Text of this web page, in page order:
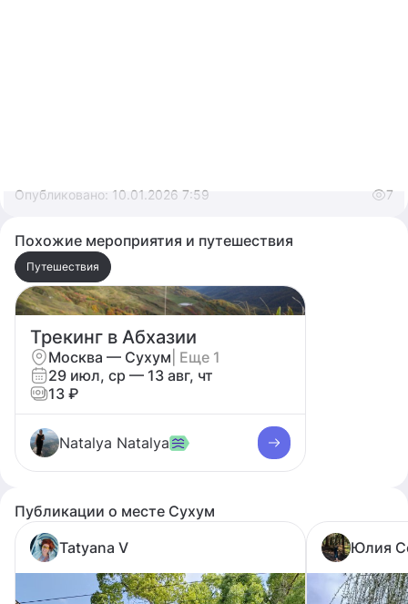
Опубликовано: 10.01.2026 7:59 7
Похожие мероприятия и путешествия
Путешествия
Трекинг в Абхазии
Москва — Сухум | Еще 1
29 июл, ср — 13 авг, чт
13 ₽
Natalya Natalya
Публикации о месте Сухум
Tatyana V
Юлия